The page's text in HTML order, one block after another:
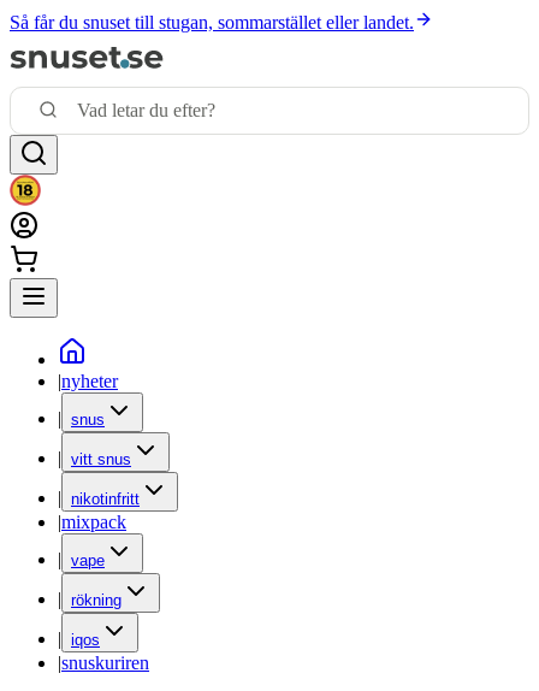
Så får du snuset till stugan, sommarstället eller landet.
|nyheter
| snus
| vitt snus
| nikotinfritt
|mixpack
| vape
| rökning
| iqos
|snuskuriren